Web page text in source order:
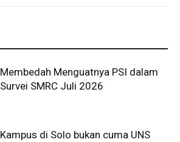
Membedah Menguatnya PSI dalam
Survei SMRC Juli 2026
Kampus di Solo bukan cuma UNS